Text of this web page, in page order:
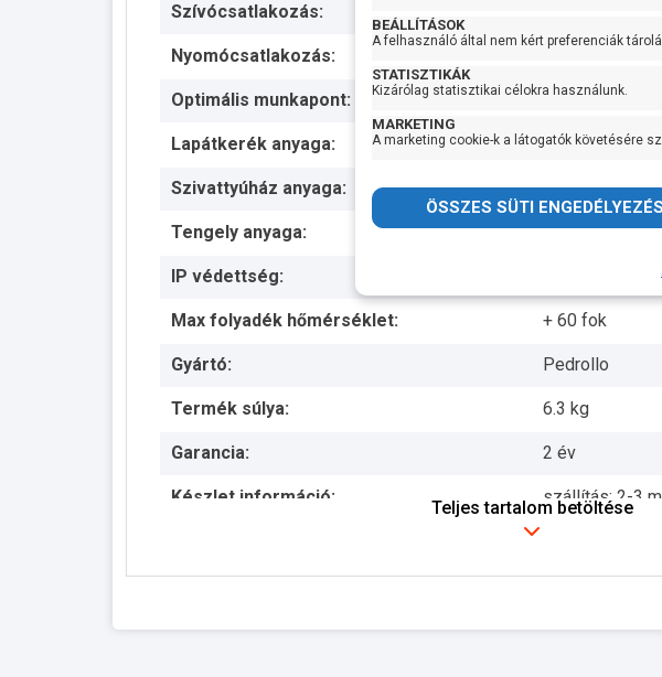
Szívócsatlakozás:
Nyomócsatlakozás: 1 coll
Optimális munkapont: 27 méteren 30
Lapátkerék anyaga: Rézötvözet
Szivattyúház anyaga: Öntvény
Tengely anyaga: AISI 431
IP védettség:
Max folyadék hőmérséklet: + 60 fok
Gyártó: Pedrollo
Termék súlya: 6.3 kg
Garancia: 2 év
Készlet információ: szállítás: 2-3
Teljes tartalom betöltése
BEÁLLÍTÁSOK
A felhasználó által nem kért preferenciák
STATISZTIKÁK
Kizárólag statisztikai célokra használunk.
MARKETING
A marketing cookie-k a látogatók követésére